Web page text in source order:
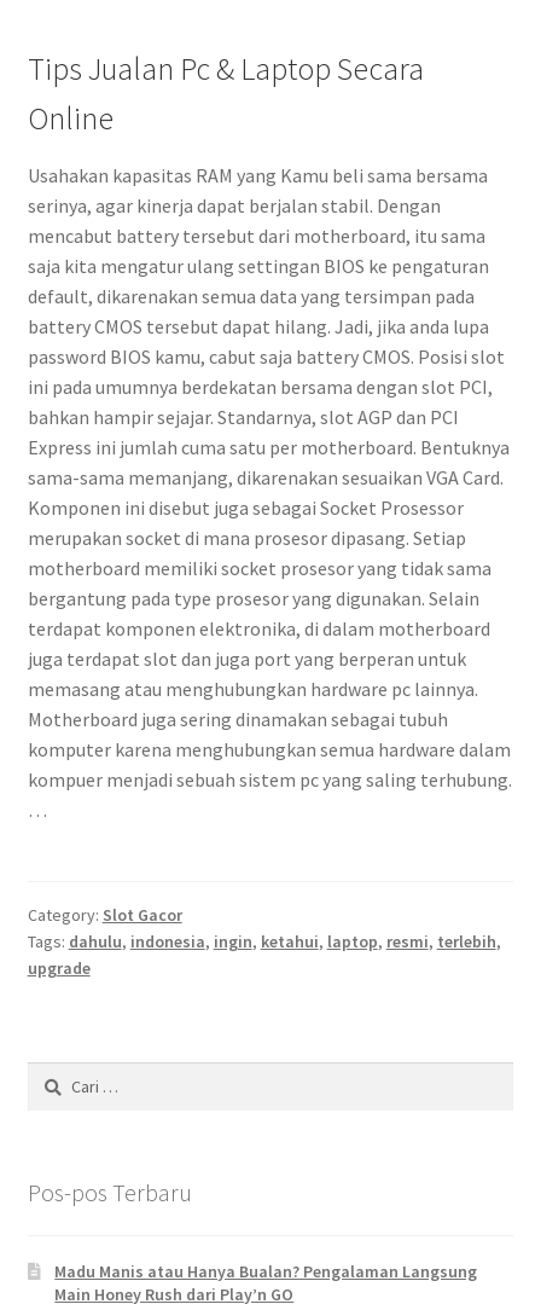
Tips Jualan Pc & Laptop Secara
Online
Usahakan kapasitas RAM yang Kamu beli sama bersama
serinya, agar kinerja dapat berjalan stabil. Dengan
mencabut battery tersebut dari motherboard, itu sama
saja kita mengatur ulang settingan BIOS ke pengaturan
default, dikarenakan semua data yang tersimpan pada
battery CMOS tersebut dapat hilang. Jadi, jika anda lupa
password BIOS kamu, cabut saja battery CMOS. Posisi slot
ini pada umumnya berdekatan bersama dengan slot PCI,
bahkan hampir sejajar. Standarnya, slot AGP dan PCI
Express ini jumlah cuma satu per motherboard. Bentuknya
sama-sama memanjang, dikarenakan sesuaikan VGA Card.
Komponen ini disebut juga sebagai Socket Prosessor
merupakan socket di mana prosesor dipasang. Setiap
motherboard memiliki socket prosesor yang tidak sama
bergantung pada type prosesor yang digunakan. Selain
terdapat komponen elektronika, di dalam motherboard
juga terdapat slot dan juga port yang berperan untuk
memasang atau menghubungkan hardware pc lainnya.
Motherboard juga sering dinamakan sebagai tubuh
komputer karena menghubungkan semua hardware dalam
kompuer menjadi sebuah sistem pc yang saling terhubung.
…
Category: Slot Gacor
Tags: dahulu, indonesia, ingin, ketahui, laptop, resmi, terlebih,
upgrade
Cari
untuk:
Pos-pos Terbaru
Madu Manis atau Hanya Bualan? Pengalaman Langsung
Main Honey Rush dari Play’n GO